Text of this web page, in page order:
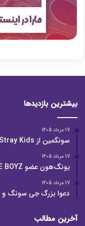
بیشترین بازدیدها
17 مرداد 1405
سونگمین از Stray Kids بخشی از تبلیغات بازگشت را از دست می‌دهد
17 مرداد 1405
یونگ‌هون عضو THE BOYZ به آژانس جدید پیوست
17 مرداد 1405
دعوا بزرگ جی سونگ و
آخرین مطالب